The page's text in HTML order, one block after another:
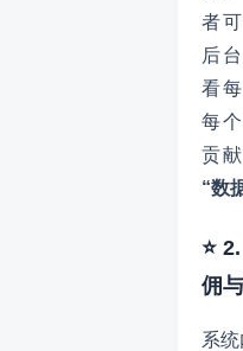
者
后
看
每
贡
“数
⭐
佣
系